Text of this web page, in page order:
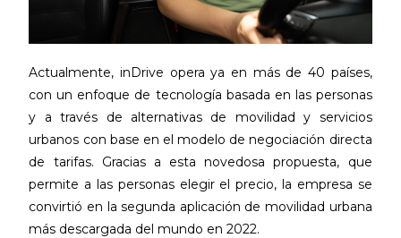
Actualmente, inDrive opera ya en más de 40 países,
con un enfoque de tecnología basada en las personas
y a través de alternativas de movilidad y servicios
urbanos con base en el modelo de negociación directa
de tarifas. Gracias a esta novedosa propuesta, que
permite a las personas elegir el precio, la empresa se
convirtió en la segunda aplicación de movilidad urbana
más descargada del mundo en 2022.